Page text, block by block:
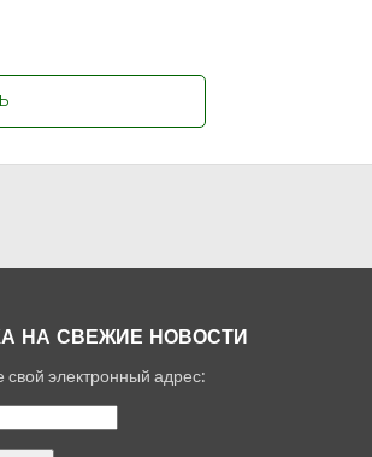
НА СВЕЖИЕ НОВОСТИ
свой электронный адрес: